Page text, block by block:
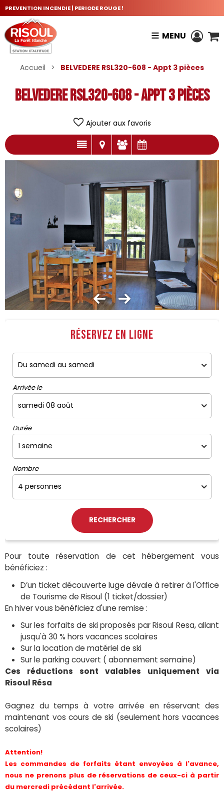
PREVENTION INCENDIE | PERIODE ROUGE !
MENU
Accueil > BELVEDERE RSL320-608 - Appt 3 pièces
BELVEDERE RSL320-608 - Appt 3 pièces
Ajouter aux favoris
Réservez en ligne
Arrivée le
Durée
Nombre
Pour toute réservation de cet hébergement vous
bénéficiez :
D’un ticket découverte luge dévale à retirer à l'Office
de Tourisme de Risoul (1 ticket/dossier)
En hiver vous bénéficiez d'une remise :
Sur les forfaits de ski proposés par Risoul Resa, allant
jusqu'à 30 % hors vacances scolaires
Sur la location de matériel de ski
Sur le parking couvert ( abonnement semaine)
Ces réductions sont valables uniquement via
Risoul Résa
Gagnez du temps à votre arrivée en réservant des
maintenant vos cours de ski (seulement hors vacances
scolaires)
Attention!
Les commandes de forfaits étant envoyées à l'avance,
nous ne prenons plus de réservations de ceux-ci à partir
du mercredi précédant l'arrivée.